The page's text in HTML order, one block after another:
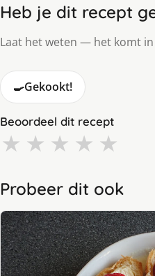
Heb je dit recept
Laat het weten — het komt
🍳Gekookt!
Beoordeel dit recept
★ ★ ★ ★ ★
Probeer dit ook